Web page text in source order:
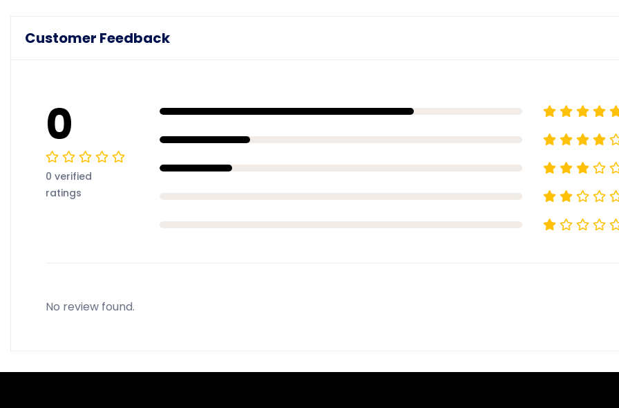
Customer Feedback
0
0 verified
ratings
No review found.